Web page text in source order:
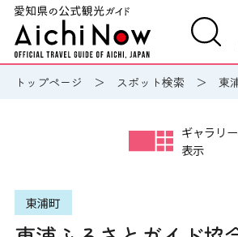
トップページ スポット検索 東
東浦町
ギャラリー
表示